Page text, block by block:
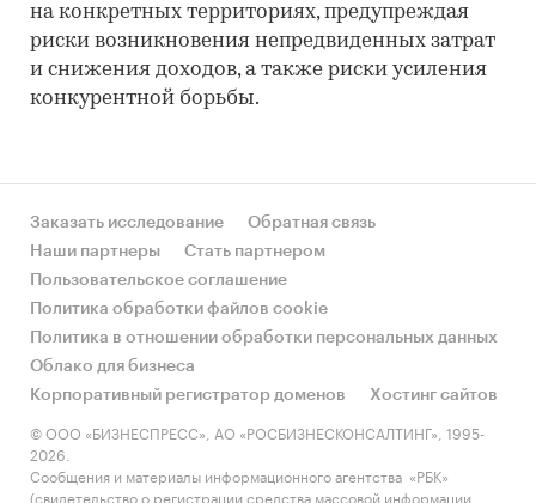
на конкретных территориях, предупреждая
риски возникновения непредвиденных затрат
и снижения доходов, а также риски усиления
конкурентной борьбы.
Заказать исследование
Обратная связь
Наши партнеры
Стать партнером
Пользовательское соглашение
Политика обработки файлов cookie
Политика в отношении обработки персональных данных
Облако для бизнеса
Корпоративный регистратор доменов
Хостинг сайтов
© ООО «БИЗНЕСПРЕСС», АО «РОСБИЗНЕСКОНСАЛТИНГ», 1995-
2026.
Сообщения и материалы информационного агентства «РБК»
(свидетельство о регистрации средства массовой информации